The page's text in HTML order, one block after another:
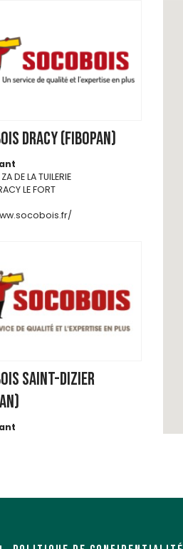
DRACY (FIBOPAN)
DE LA TUILERIE
LE FORT
SAINT-DIZIER